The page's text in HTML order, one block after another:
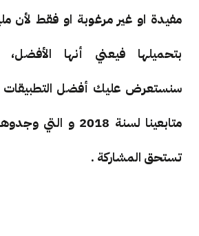
مفيدة او غير مرغوبة او فقط لأن
بتحميلها فيعني أنها
سنستعرض عليك أفضل التطبيقات
متابعينا لسنة 2018
تستحق المشاركة .